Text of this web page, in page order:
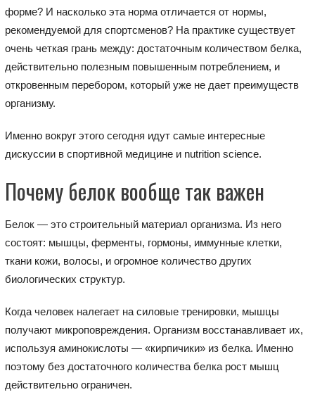
форме? И насколько эта норма отличается от нормы,
рекомендуемой для спортсменов? На практике существует
очень четкая грань между: достаточным количеством белка,
действительно полезным повышенным потреблением, и
откровенным перебором, который уже не дает преимуществ
организму.
Именно вокруг этого сегодня идут самые интересные
дискуссии в спортивной медицине и nutrition science.
Почему белок вообще так важен
Белок — это строительный материал организма. Из него
состоят: мышцы, ферменты, гормоны, иммунные клетки,
ткани кожи, волосы, и огромное количество других
биологических структур.
Когда человек налегает на силовые тренировки, мышцы
получают микроповреждения. Организм восстанавливает их,
используя аминокислоты — «кирпичики» из белка. Именно
поэтому без достаточного количества белка рост мышц
действительно ограничен.